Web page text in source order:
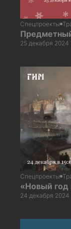
Спецпроекты
25 декабря 2024
Спецпроекты
«Новый год
24 декабря 2024